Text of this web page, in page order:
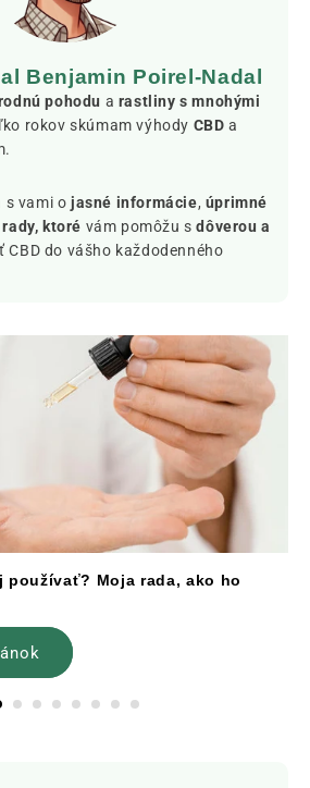
Benjamin Poirel-Nadal
pohodu a rastliny s mnohými
rokov skúmam výhody CBD a
s vami o jasné informácie, úprimné
ktoré vám pomôžu sdôverou a
CBD do vášho každodenného
používať? Moja rada, ako ho